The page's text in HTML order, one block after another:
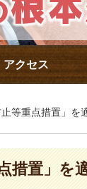
アクセス
等重点措置」を
措置」を